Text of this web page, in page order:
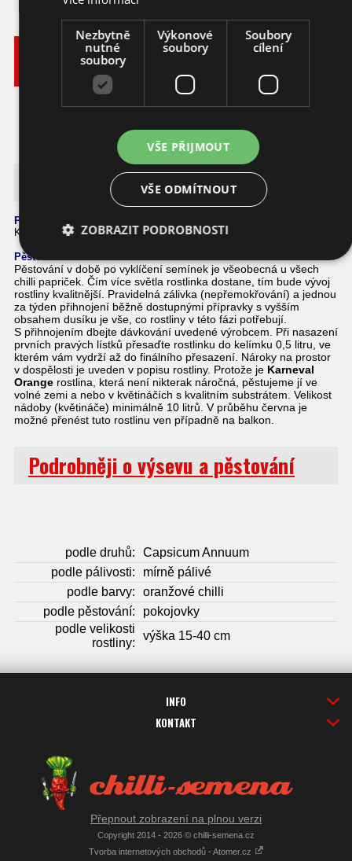
Vyberte
balení
Varianta
Katalogové
10 ks chilli ca009_10 45,- KČ
Karneval Orange
Podrobnosti o této chilli papričce
Karneval Orange je malá okrasná chilli paprička s oranžovými plody.
Pěstování
Pěstování v době po vyklíčení semínek je všeobecná u všech
chilli papriček. Čím více světla rostlinka dostane, tím bude vývoj
rostliny kvalitnější. Pravidelná zálivka (nepřemokřování) a jednou
za týden přihnojení běžně dostupnými přípravky s vyšším
obsahem dusíku je vše, co rostliny v této fázi potřebují.
S přihnojením dbejte dávkování uvedené výrobcem. Při nasazení
prvních pravých lístků přesaďte rostlinku do kelímku 0,5 litru, ve
kterém vám vydrží až do finálního přesazení. Nároky na prostor
v dospělosti je uveden v popisu rostliny. Protože je Karneval
Orange rostlina, která není nikterak náročná, pěstujeme jí ve
volné zemi a nebo v květináčích s kvalitním substrátem. Velikost
nádoby (květináče) minimálně 10 litrů. V průběhu června je
možné přenést tuto rostlinu ven případně na balkon.
Podrobněji o výsevu a pěstování
podle druhů:
Capsicum Annuum
podle pálivosti:
mírně pálivé
podle barvy:
oranžové chilli
podle pěstování:
pokojovky
podle velikosti
rostliny:
výška 15-40 cm
INFO
KONTAKT
Přepnout zobrazení na plnou verzi
Copyright 2014 - 2026 © chilli-semena.cz
Tvorba internetových obchodů - Atomer.cz
Nezbytně
nutné
soubory
Výkonové
soubory
Soubory
cílení
VŠE PŘIJMOUT
VŠE ODMÍTNOUT
ZOBRAZIT PODROBNOSTI